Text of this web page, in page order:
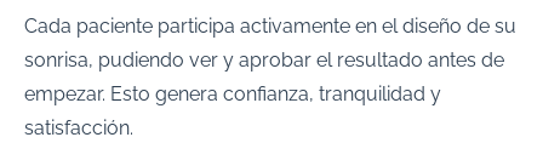
Cada paciente participa activamente en el diseño de su
sonrisa, pudiendo ver y aprobar el resultado antes de
empezar. Esto genera confianza, tranquilidad y
satisfacción.